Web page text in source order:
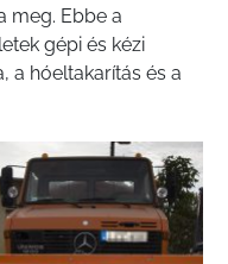
meg. Ebbe a
gépi és kézi
a hóeltakarítás és a